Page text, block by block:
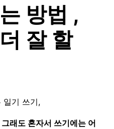
방법 ,
잘 할
일기 쓰기,
래도 혼자서 쓰기에는 어